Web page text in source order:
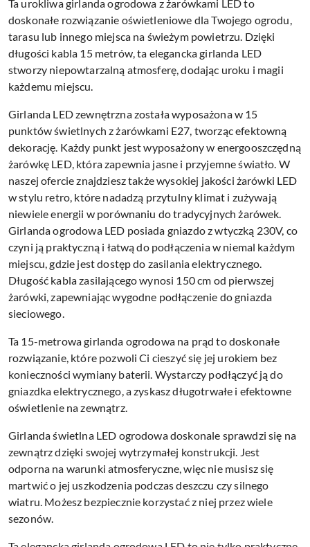
Ta urokliwa girlanda ogrodowa z żarówkami LED to
doskonałe rozwiązanie oświetleniowe dla Twojego ogrodu,
tarasu lub innego miejsca na świeżym powietrzu. Dzięki
długości kabla 15 metrów, ta elegancka girlanda LED
stworzy niepowtarzalną atmosferę, dodając uroku i magii
każdemu miejscu.
Girlanda LED zewnętrzna została wyposażona w 15
punktów świetlnych z żarówkami E27, tworząc efektowną
dekorację. Każdy punkt jest wyposażony w energooszczędną
żarówkę LED, która zapewnia jasne i przyjemne światło. W
naszej ofercie znajdziesz także wysokiej jakości żarówki LED
w stylu retro, które nadadzą przytulny klimat i zużywają
niewiele energii w porównaniu do tradycyjnych żarówek.
Girlanda ogrodowa LED posiada gniazdo z wtyczką 230V, co
czyni ją praktyczną i łatwą do podłączenia w niemal każdym
miejscu, gdzie jest dostęp do zasilania elektrycznego.
Długość kabla zasilającego wynosi 150 cm od pierwszej
żarówki, zapewniając wygodne podłączenie do gniazda
sieciowego.
Ta 15-metrowa girlanda ogrodowa na prąd to doskonałe
rozwiązanie, które pozwoli Ci cieszyć się jej urokiem bez
konieczności wymiany baterii. Wystarczy podłączyć ją do
gniazdka elektrycznego, a zyskasz długotrwałe i efektowne
oświetlenie na zewnątrz.
Girlanda świetlna LED ogrodowa doskonale sprawdzi się na
zewnątrz dzięki swojej wytrzymałej konstrukcji. Jest
odporna na warunki atmosferyczne, więc nie musisz się
martwić o jej uszkodzenia podczas deszczu czy silnego
wiatru. Możesz bezpiecznie korzystać z niej przez wiele
sezonów.